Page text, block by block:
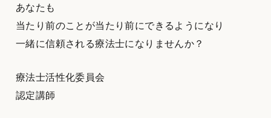
あなたも
当たり前のことが当たり前にできるようになり
一緒に信頼される療法士になりませんか？
療法士活性化委員会
認定講師